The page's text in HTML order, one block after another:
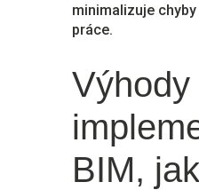
minimalizuje
práce.
Výhody
BIM,